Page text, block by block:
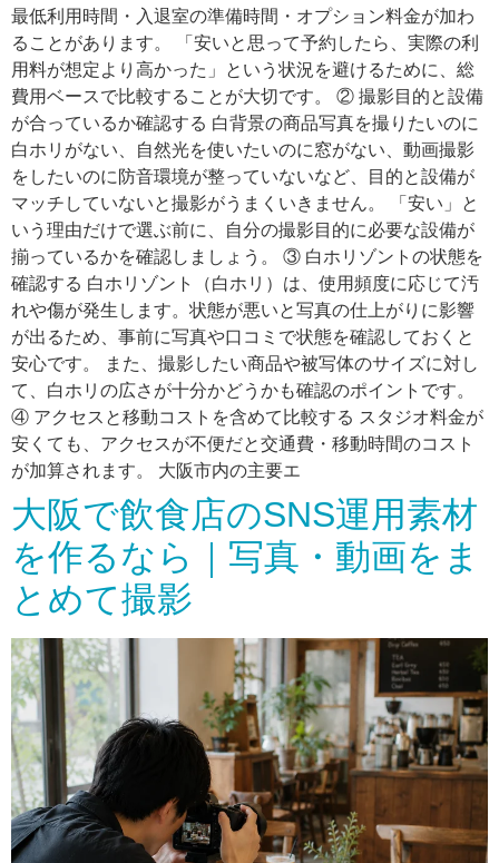
最低利用時間・入退室の準備時間・オプション料金が加わ
ることがあります。 「安いと思って予約したら、実際の利
用料が想定より高かった」という状況を避けるために、総
費用ベースで比較することが大切です。 ② 撮影目的と設備
が合っているか確認する 白背景の商品写真を撮りたいのに
白ホリがない、自然光を使いたいのに窓がない、動画撮影
をしたいのに防音環境が整っていないなど、目的と設備が
マッチしていないと撮影がうまくいきません。 「安い」と
いう理由だけで選ぶ前に、自分の撮影目的に必要な設備が
揃っているかを確認しましょう。 ③ 白ホリゾントの状態を
確認する 白ホリゾント（白ホリ）は、使用頻度に応じて汚
れや傷が発生します。状態が悪いと写真の仕上がりに影響
が出るため、事前に写真や口コミで状態を確認しておくと
安心です。 また、撮影したい商品や被写体のサイズに対し
て、白ホリの広さが十分かどうかも確認のポイントです。
④ アクセスと移動コストを含めて比較する スタジオ料金が
安くても、アクセスが不便だと交通費・移動時間のコスト
が加算されます。 大阪市内の主要エ
大阪で飲食店のSNS運用素材
を作るなら｜写真・動画をま
とめて撮影